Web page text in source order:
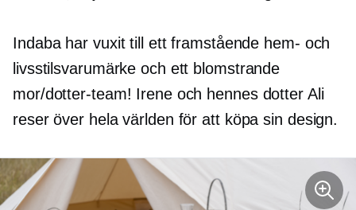
Indaba har vuxit till ett framstående hem- och
livsstilsvarumärke och ett blomstrande
mor/dotter-team! Irene och hennes dotter Ali
reser över hela världen för att köpa sin design.